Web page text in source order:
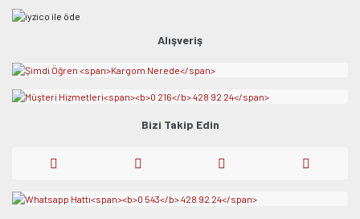
Alışveriş
Bizi Takip Edin